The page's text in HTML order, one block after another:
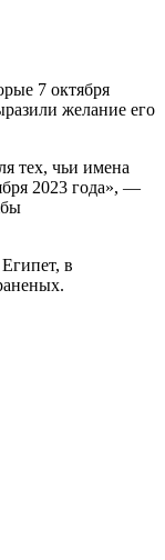
7 октября
желание его
тех, чьи имена
2023 года», —
в